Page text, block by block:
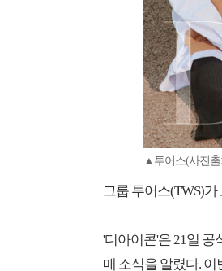
▲투어스(사진
그룹 투어스(TWS)
'디아이콘'은 21일 공
매 소식을 알렸다.